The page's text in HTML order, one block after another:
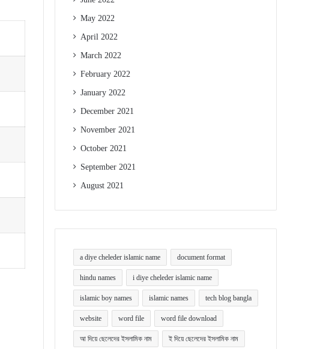
May 2022
April 2022
March 2022
February 2022
January 2022
December 2021
November 2021
October 2021
September 2021
August 2021
a diye cheleder islamic name document format
hindu names i diye cheleder islamic name
islamic boy names islamic names tech blog bangla
website word file word file download
আ দিয়ে ছেলেদের ইসলামিক নাম ই দিয়ে ছেলেদের ইসলামিক নাম